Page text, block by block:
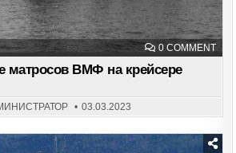
0 COMMENTON
матросов ВМФ на крейсере
03.03.2023